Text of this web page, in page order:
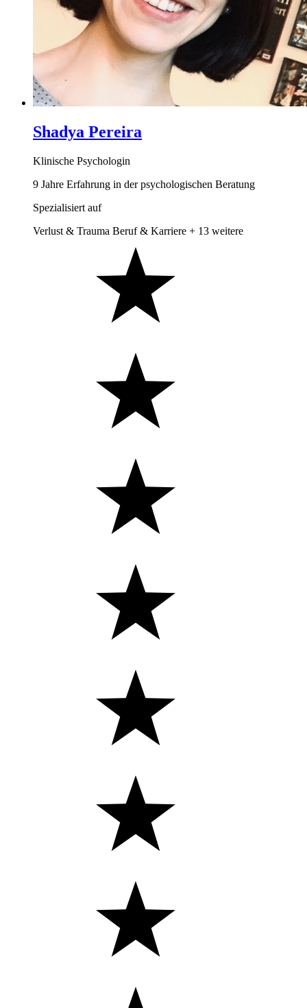
Shadya Pereira
Klinische Psychologin
9 Jahre Erfahrung in der psychologischen Beratung
Spezialisiert auf
Verlust & Trauma Beruf & Karriere + 13 weitere